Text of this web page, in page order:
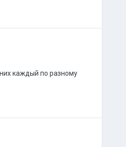
каждый по разному